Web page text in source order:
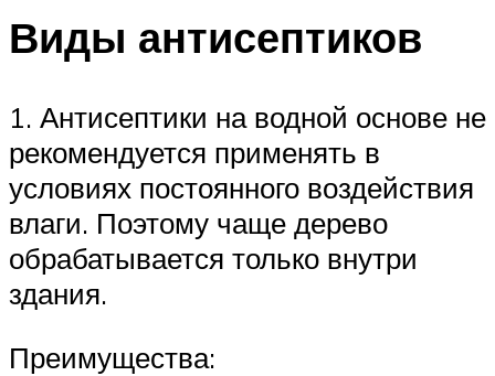
Виды антисептиков
1. Антисептики на водной основе не
рекомендуется применять в
условиях постоянного воздействия
влаги. Поэтому чаще дерево
обрабатывается только внутри
здания.
Преимущества: